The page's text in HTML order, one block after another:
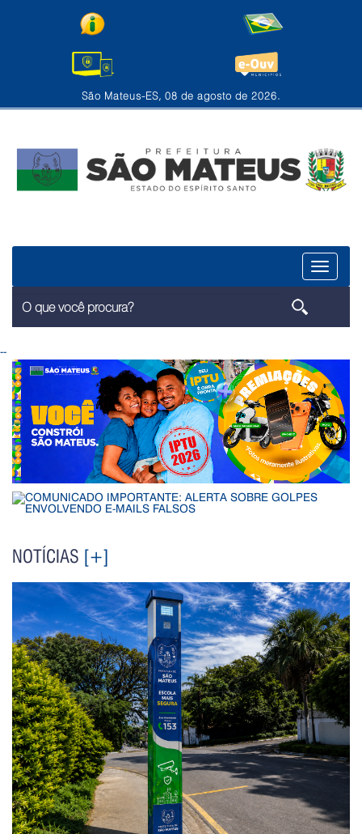
São Mateus-ES, 08 de agosto de 2026.
Menu
--
NOTÍCIAS [+]